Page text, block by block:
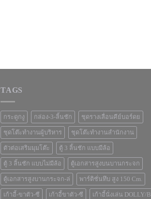
TAGS
กระดูกงู กล่อง-3-ลิ้นชัก ชุดรางเลื่อนคีย์บอร์ดย
ชุดโต๊ะทำงานผู้บริหาร ชุดโต๊ะทำงานสำนักงาน
ตัวต่อเสริมมุมโต๊ะ ตู้ 3 ลิ้นชัก แบบมีล้อ
ตู้ 3 ลิ้นชัก แบบไม่มีล้อ ตู้เอกสารสูงบนบานกระจก
ตู้เอกสารสูงบานกระจก-ล่ พาร์ติชั่นทึบ สูง 150 Cm.
เก้าอี้-ขาตัว-ซี เก้าอี้ขาตัว-ซี เก้าอี้นั่งเล่น DOLLY/B